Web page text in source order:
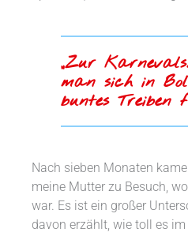
„Zur
man sich in
buntes Treiben
Nach sieben Monaten
meine Mutter zu Besuch,
war. Es ist ein großer
davon erzählt, wie toll es